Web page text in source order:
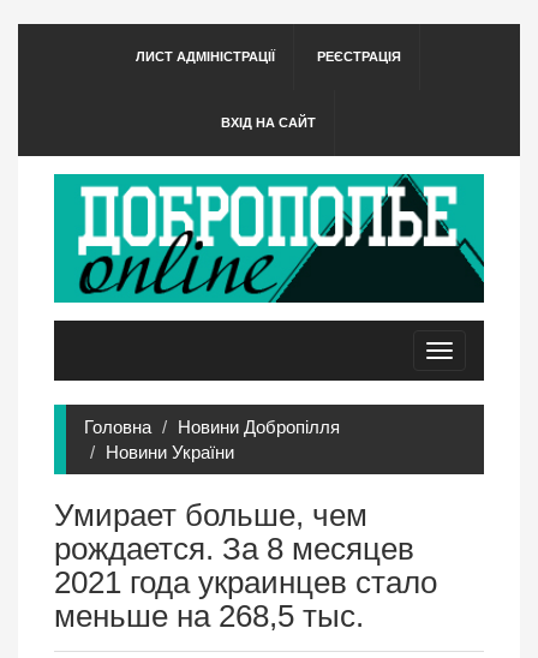
ЛИСТ АДМІНІСТРАЦІЇ РЕЄСТРАЦІЯ
ВХІД НА САЙТ
Toggle
navigation
Головна
Новини Добропілля
Новини України
Умирает больше, чем
рождается. За 8 месяцев
2021 года украинцев стало
меньше на 268,5 тыс.